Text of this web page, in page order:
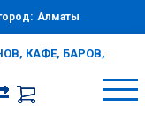
Алматы
КАФЕ, БАРОВ,